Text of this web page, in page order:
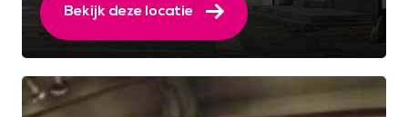
Bekijk deze locatie